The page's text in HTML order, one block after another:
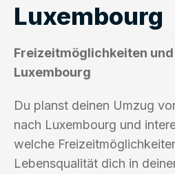
Luxembourg
Freizeitmöglichkeiten
Luxembourg
Du planst deinen Umzug
nach Luxembourg und
welche
Lebensqualität dich in